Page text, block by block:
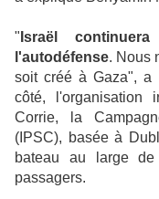
" Israël
l'autodéfense. Nous
soit créé à Gaza", a
côté, l'organisation
Corrie, la
(IPSC), basée à
bateau au large
passagers.